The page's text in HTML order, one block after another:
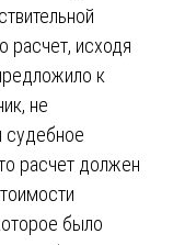
расчет, исходя
к
не
судебное
расчет должен
было